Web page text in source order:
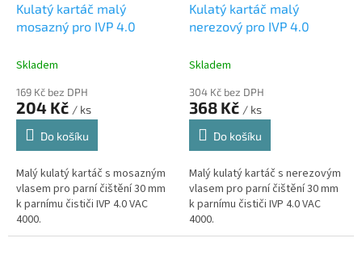
Kulatý kartáč malý
mosazný pro IVP 4.0
Skladem
169 Kč bez DPH
204 Kč / ks
Do košíku
Malý kulatý kartáč s mosazným
vlasem pro parní čištění 30 mm
k parnímu čističi IVP 4.0 VAC
4000.
Kulatý kartáč malý
nerezový pro IVP 4.0
Skladem
304 Kč bez DPH
368 Kč / ks
Do košíku
Malý kulatý kartáč s nerezovým
vlasem pro parní čištění 30 mm
k parnímu čističi IVP 4.0 VAC
4000.